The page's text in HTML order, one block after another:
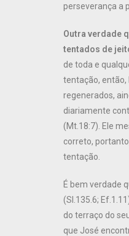
perseverança a
Outra verdade
tentados de
de toda e
tentação, então,
regenerados,
diariamente
(Mt.18:7). Ele
correto,
tentação.
É bem verdade
(Sl.135.6;
do terraço do
que José